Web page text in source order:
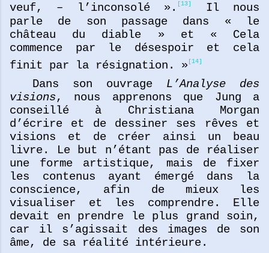
veuf, – l’inconsolé ».
[13]
Il nous
parle de son passage dans « le
château du diable » et « Cela
commence par le désespoir et cela
finit par la résignation. » [14]
Dans son ouvrage L’Analyse des
visions, nous apprenons que Jung a
conseillé à Christiana Morgan
d’écrire et de dessiner ses rêves et
visions et de créer ainsi un beau
livre. Le but n’étant pas de réaliser
une forme artistique, mais de fixer
les contenus ayant émergé dans la
conscience, afin de mieux les
visualiser et les comprendre. Elle
devait en prendre le plus grand soin,
car il s’agissait des images de son
âme, de sa réalité intérieure.